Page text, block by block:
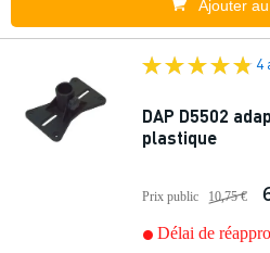
Ajouter
4
DAP D5502
plastique
Prix public 10,75 €
Délai de